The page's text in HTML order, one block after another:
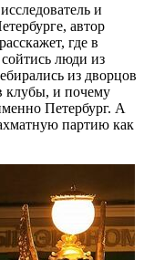
и
автор
где в
люди из
из дворцов
клубы, и почему
Петербург. А
партию как